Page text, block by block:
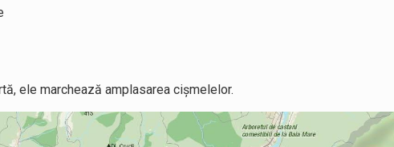
ele marchează amplasarea cișmelelor.